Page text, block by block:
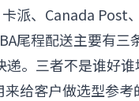
派、Canada Post
尾程配送主要有
递。三者不是谁好
给客户做选型参